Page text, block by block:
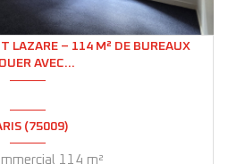
LAZARE – 114 M² DE BUREAUX
AVEC...
(75009)
Local commercial 114 m²